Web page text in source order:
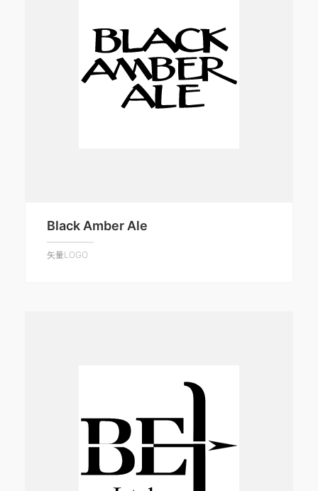
Black Amber Ale
矢量LOGO